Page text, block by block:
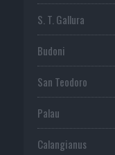
S. T. Gallura
Budoni
San Teodoro
Palau
Calangianus